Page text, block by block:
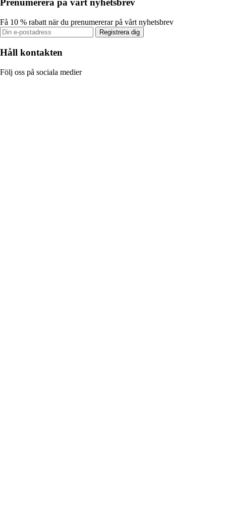
Prenumerera på vårt nyhetsbrev
Få 10 % rabatt när du prenumererar på vårt nyhetsbrev
Registrera dig
Håll kontakten
Följ oss på sociala medier